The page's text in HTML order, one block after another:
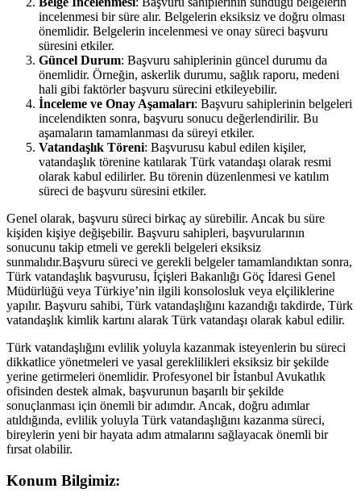
incelenmesi bir süre alır. Belgelerin eksiksiz ve doğru olması
önemlidir. Belgelerin incelenmesi ve onay süreci başvuru
süresini etkiler.
Güncel Durum: Başvuru sahiplerinin güncel durumu da
önemlidir. Örneğin, askerlik durumu, sağlık raporu, medeni
hali gibi faktörler başvuru sürecini etkileyebilir.
İnceleme ve Onay Aşamaları: Başvuru sahiplerinin belgeleri
incelendikten sonra, başvuru sonucu değerlendirilir. Bu
aşamaların tamamlanması da süreyi etkiler.
Vatandaşlık Töreni: Başvurusu kabul edilen kişiler,
vatandaşlık törenine katılarak Türk vatandaşı olarak resmi
olarak kabul edilirler. Bu törenin düzenlenmesi ve katılım
süreci de başvuru süresini etkiler.
Genel olarak, başvuru süreci birkaç ay sürebilir. Ancak bu süre
kişiden kişiye değişebilir. Başvuru sahipleri, başvurularının
sonucunu takip etmeli ve gerekli belgeleri eksiksiz
sunmalıdır.Başvuru süreci ve gerekli belgeler tamamlandıktan sonra,
Türk vatandaşlık başvurusu, İçişleri Bakanlığı Göç İdaresi Genel
Müdürlüğü veya Türkiye’nin ilgili konsolosluk veya elçiliklerine
yapılır. Başvuru sahibi, Türk vatandaşlığını kazandığı takdirde, Türk
vatandaşlık kimlik kartını alarak Türk vatandaşı olarak kabul edilir.
Türk vatandaşlığını evlilik yoluyla kazanmak isteyenlerin bu süreci
dikkatlice yönetmeleri ve yasal gereklilikleri eksiksiz bir şekilde
yerine getirmeleri önemlidir. Profesyonel bir İstanbul Avukatlık
ofisinden destek almak, başvurunun başarılı bir şekilde
sonuçlanması için önemli bir adımdır. Ancak, doğru adımlar
atıldığında, evlilik yoluyla Türk vatandaşlığını kazanma süreci,
bireylerin yeni bir hayata adım atmalarını sağlayacak önemli bir
fırsat olabilir.
Konum Bilgimiz: